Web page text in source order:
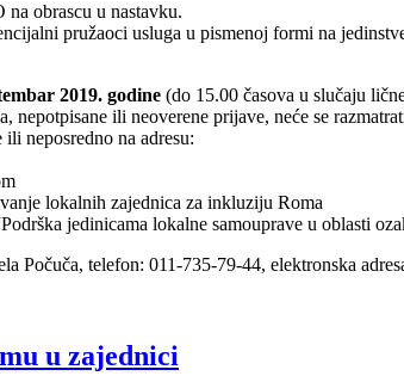
obrascu u nastavku.
pružaoci usluga u pismenoj formi na
2019. godine (do 15.00 časova u slučaju
nepotpisane ili neoverene prijave, neće se
neposredno na adresu:
lokalnih zajednica za inkluziju Roma
jedinicama lokalne samouprave u oblasti
Počuča, telefon: 011-735-79-44, elektronska
u zajednici